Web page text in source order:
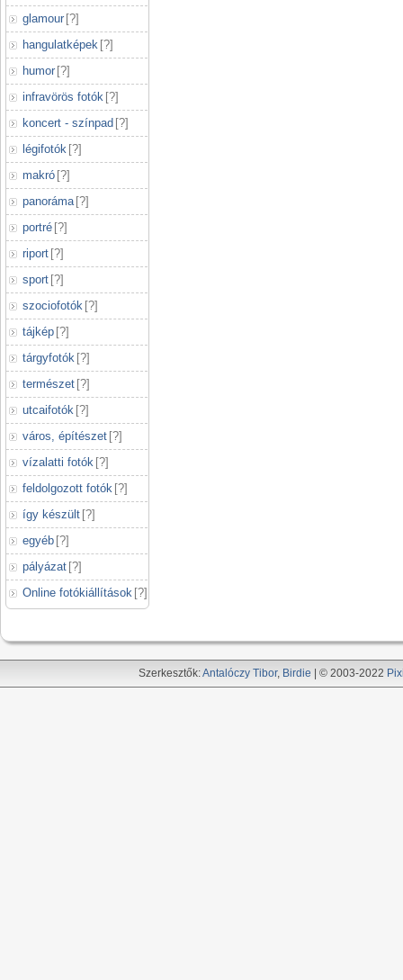
glamour [?]
hangulatképek [?]
humor [?]
infravörös fotók [?]
koncert - színpad [?]
légifotók [?]
makró [?]
panoráma [?]
portré [?]
riport [?]
sport [?]
szociofotók [?]
tájkép [?]
tárgyfotók [?]
természet [?]
utcaifotók [?]
város, építészet [?]
vízalatti fotók [?]
feldolgozott fotók [?]
így készült [?]
egyéb [?]
pályázat [?]
Online fotókiállítások [?]
Szerkesztők:Antalóczy Tibor, Birdie | © 2003-2022